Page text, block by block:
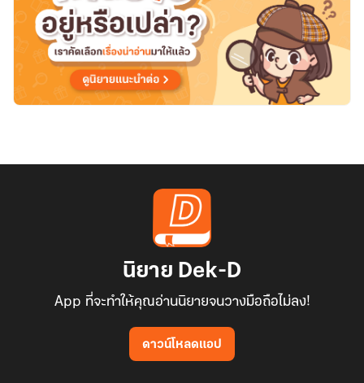
นิยาย Dek-D
App ที่จะทำให้คุณอ่านนิยายจนวางมือถือไม่ลง!
ดาวน์โหลดแอป